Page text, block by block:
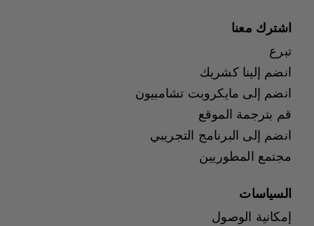
اشترك معنا
تبرع
انضم إلينا كشريك
انضم إلى مايكروبت تشامبيون
قم بترجمة الموقع
انضم إلى البرنامج التجريبي
مجتمع المطوريين
السياسات
إمكانية الوصول